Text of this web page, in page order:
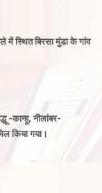
स्थित बिरसा मुंडा के गांव
-कान्हू, नीलांबर-
किया गया।